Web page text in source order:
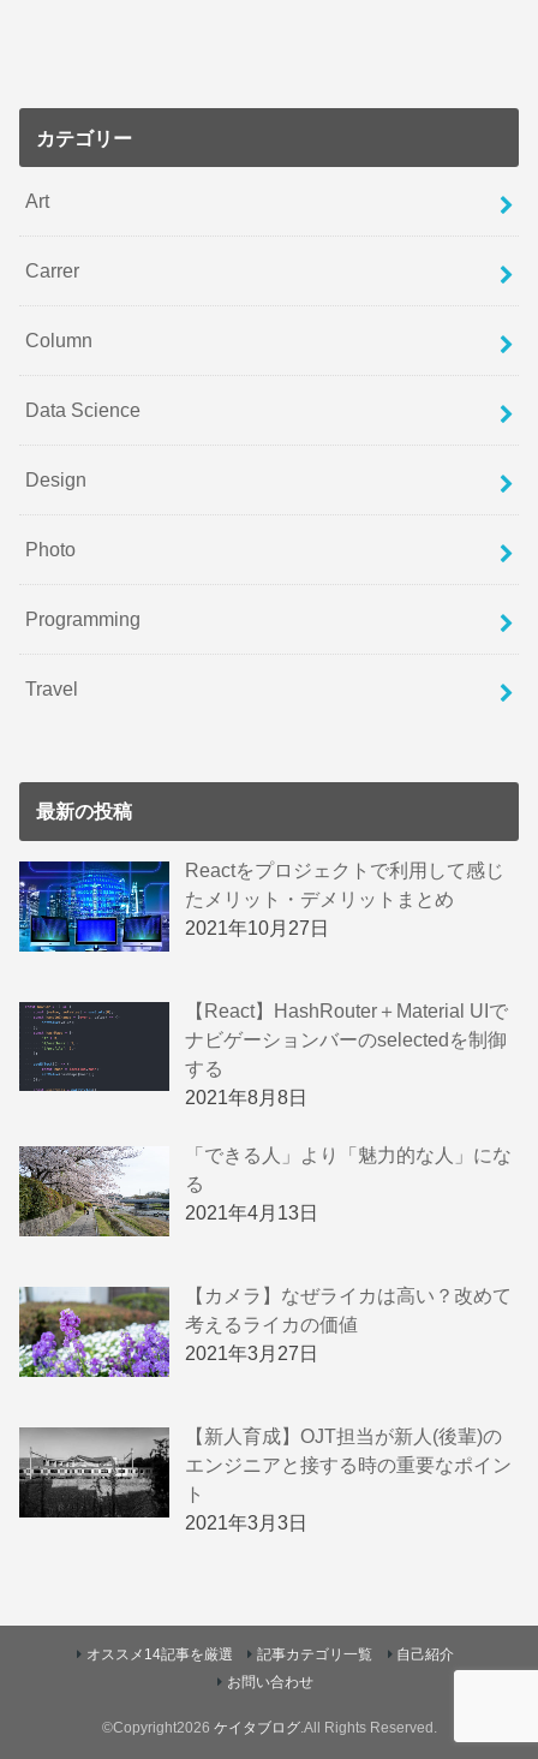
カテゴリー
Art
Carrer
Column
Data Science
Design
Photo
Programming
Travel
最新の投稿
Reactをプロジェクトで利用して感じ
たメリット・デメリットまとめ
2021年10月27日
【React】HashRouter＋Material UIで
ナビゲーションバーのselectedを制御
する
2021年8月8日
「できる人」より「魅力的な人」にな
る
2021年4月13日
【カメラ】なぜライカは高い？改めて
考えるライカの価値
2021年3月27日
【新人育成】OJT担当が新人(後輩)の
エンジニアと接する時の重要なポイン
ト
2021年3月3日
オススメ14記事を厳選 記事カテゴリ一覧
自己紹介
お問い合わせ
©Copyright2026 ケイタブログ.All Rights Reserved.